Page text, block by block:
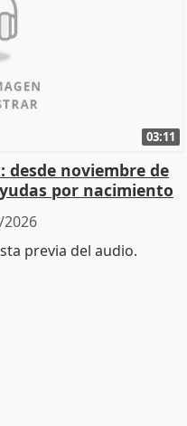
03:11
desde noviembre de
por nacimiento